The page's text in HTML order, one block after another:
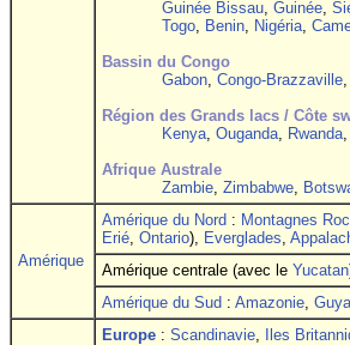
Guinée Bissau, Guinée,
Togo, Benin, Nigéria,
Bassin du Congo
Gabon, Congo-Brazzaville,
Région des Grands lacs / Côte
Kenya, Ouganda, Rwanda,
Afrique Australe
Zambie, Zimbabwe,
Amérique
Amérique du Nord : Montagnes
Erié, Ontario), Everglades,
Amérique centrale (avec le Yucatan
Amérique du Sud : Amazonie,
Europe : Scandinavie, Iles